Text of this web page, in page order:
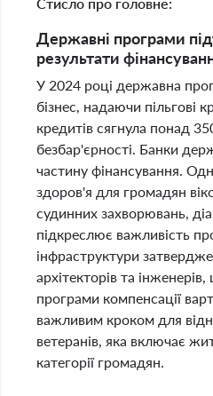
Державні програми
результати
У 2024 році державна
бізнес, надаючи пільгові
кредитів сягнула понад
безбар'єрності. Банки
частину фінансування.
здоров'я для громадян
судинних захворювань,
підкреслює важливість
інфраструктури
архітекторів та
програми компенсації
важливим кроком для
ветеранів, яка включає
категорії громадян.